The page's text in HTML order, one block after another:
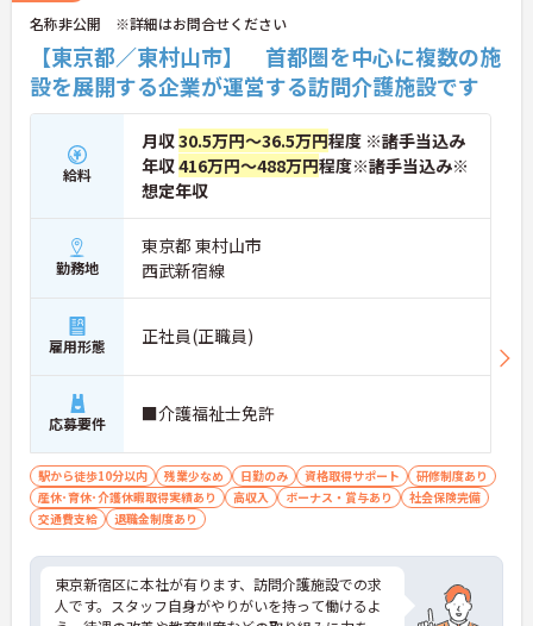
名称非公開 ※詳細はお問合せください
【東京都／東村山市】 首都圏を中心に複数の施
設を展開する企業が運営する訪問介護施設です
給料
月収30.5万円～36.5万円程度 ※諸手当込み
年収416万円～488万円程度※諸手当込み※
想定年収
勤務地
東京都 東村山市
西武新宿線
雇用形態 正社員(正職員)
応募要件 ■介護福祉士免許
駅から徒歩10分以内 残業少なめ 日勤のみ 資格取得サポート
研修制度あり
産休･育休･介護休暇取得実績あり
高収入 ボーナス・賞与あり
社会保険完備
交通費支給
退職金制度あり
東京新宿区に本社が有ります、訪問介護施設での求
人です。スタッフ自身がやりがいを持って働けるよ